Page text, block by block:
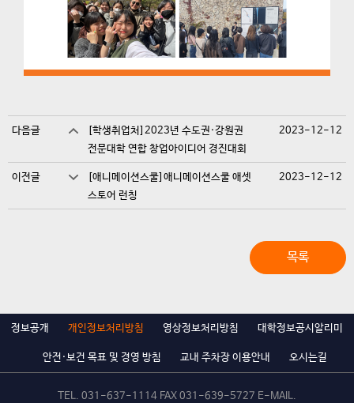
다음글
[학생취업처]2023년 수도권·강원권
전문대학 연합 창업아이디어 경진대회
2023-12-12
이전글
[애니메이션스쿨]애니메이션스쿨 애셋
스토어 런칭
2023-12-12
목록
정보공개 개인정보처리방침 영상정보처리방침 대학정보공시알리미
안전·보건 목표 및 경영 방침 교내 주차장 이용안내 오시는길
TEL. 031-637-1114 FAX 031-639-5727 E-MAIL.